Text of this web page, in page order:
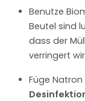
Benutze
Beutel sind
dass der
verringert
Füge Natron